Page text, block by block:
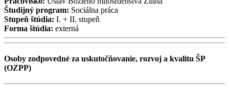
Študijný program: Sociálna práca
Stupeň štúdia: I. + II. stupeň
Forma štúdia: externá
Osoby zodpovedné za uskutočňovanie, rozvoj a kvalitu ŠP
(OZPP)